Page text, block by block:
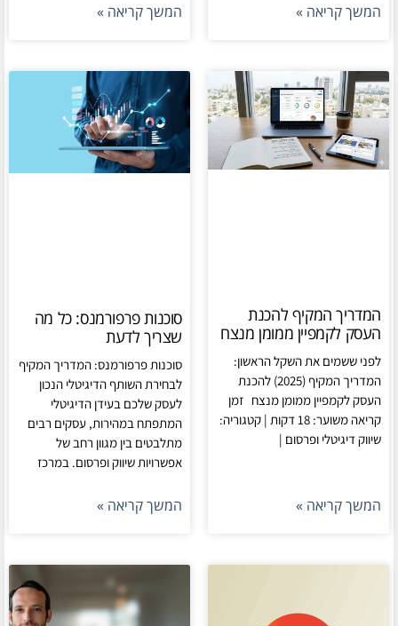
המשך קריאה » המשך קריאה »
המדריך המקיף להכנת
העסק לקמפיין ממומן מנצח
לפני ששמים את השקל הראשון:
המדריך המקיף (2025) להכנת
העסק לקמפיין ממומן מנצח זמן
קריאה משוער: 18 דקות | קטגוריה:
שיווק דיגיטלי ופרסום |
המשך קריאה »
סוכנות פרפורמנס: כל מה
שצריך לדעת
סוכנות פרפורמנס: המדריך המקיף
לבחירת השותף הדיגיטלי הנכון
לעסק שלכם בעידן הדיגיטלי
המתפתח במהירות, עסקים רבים
מתלבטים בין מגוון רחב של
אפשרויות שיווק ופרסום. במרכז
המשך קריאה »